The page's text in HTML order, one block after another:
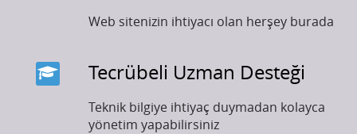
Web sitenizin ihtiyacı olan herşey burada
Tecrübeli Uzman Desteği
Teknik bilgiye ihtiyaç duymadan kolayca
yönetim yapabilirsiniz